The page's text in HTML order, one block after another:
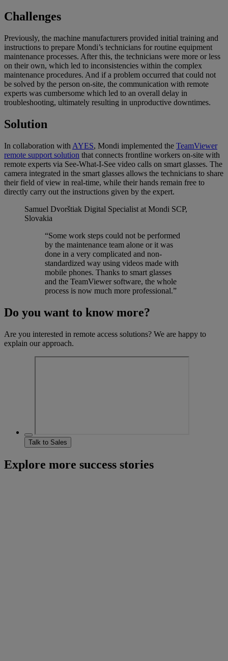
Challenges
Previously, the machine manufacturers provided initial training and
instructions to prepare Mondi’s technicians for routine equipment
maintenance processes. After this, the technicians were more or less
on their own, which led to inconsistencies within the complex
maintenance procedures. And if a problem occurred that could not
be solved by the person on-site, the communication with remote
experts was cumbersome which led to an overall delay in
troubleshooting, ultimately resulting in unproductive downtimes.
Solution
In collaboration with AYES, Mondi implemented the TeamViewer
remote support solution that connects frontline workers on-site with
remote experts via See-What-I-See video calls on smart glasses. The
camera integrated in the smart glasses allows the technicians to share
their field of view in real-time, while their hands remain free to
directly carry out the instructions given by the expert.
Samuel Dvorštiak Digital Specialist at Mondi SCP,
Slovakia
“Some work steps could not be performed
by the maintenance team alone or it was
done in a very complicated and non-
standardized way using videos made with
mobile phones. Thanks to smart glasses
and the TeamViewer software, the whole
process is now much more professional.”
Do you want to know more?
Are you interested in remote access solutions? We are happy to
explain our approach.
Talk to Sales
Explore more success stories